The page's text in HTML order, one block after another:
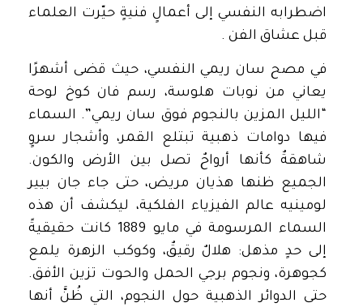
اضطرابه النفسي إلى أعمالٍ فنيةٍ حيّرت العلماء
قبل عشاق الفن .
في مصح سان ريمي النفسي، حيث قضى أشهرًا
يعاني من نوبات هلوسة، رسم فان كوخ لوحة
“الليل المزين بالنجوم فوق سان ريمي”. السماء
فيها دوامات ذهبية تبتلع القمر، وأشجار سروٍ
شاهقةٌ كأنها أرواحٌ تصل بين الأرض والكون.
الجميع ظنها هذيان مريض، حتى جاء جان بيير
لومينيه عالم الفيزياء الفلكية، ليكشف أن هذه
السماء المرسومة في مايو 1889 كانت حقيقيةً
إلى حدٍ مذهل: هلالٌ رقيقٌ، وكوكب الزهرة يلمع
كجوهرة، ونجوم برجي الحمل والحوت تزين الأفق.
حتى الدوائر الذهبية حول النجوم، التي ظُنَّ أنها